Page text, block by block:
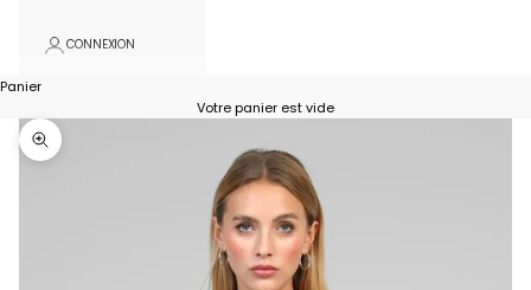
CONNEXION
Panier
Votre panier est vide
Zoomer sur l'image